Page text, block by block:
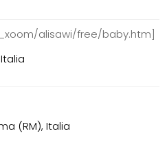
alisawi/free/baby.htm]
(RM), Italia